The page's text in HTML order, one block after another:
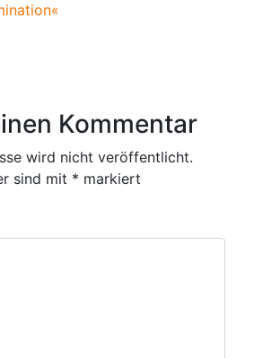
Kommentar
wird nicht veröffentlicht.
sind mit * markiert